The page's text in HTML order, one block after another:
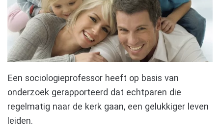
Een sociologieprofessor heeft op basis van
onderzoek gerapporteerd dat echtparen die
regelmatig naar de kerk gaan, een gelukkiger leven
leiden.